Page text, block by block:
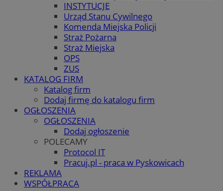
INSTYTUCJE
Urząd Stanu Cywilnego
Komenda Miejska Policji
Straż Pożarna
Straż Miejska
OPS
ZUS
KATALOG FIRM
Katalog firm
Dodaj firmę do katalogu firm
OGŁOSZENIA
OGŁOSZENIA
Dodaj ogłoszenie
POLECAMY
Protocol IT
Pracuj.pl - praca w Pyskowicach
REKLAMA
WSPÓŁPRACA